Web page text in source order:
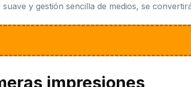
y gestión sencilla de medios, se
impresiones